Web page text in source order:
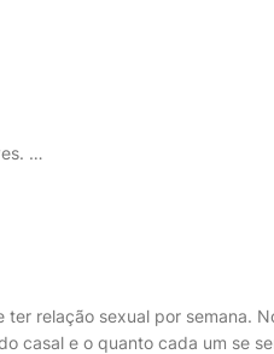
…
relação sexual por semana.
casal e o quanto cada um se